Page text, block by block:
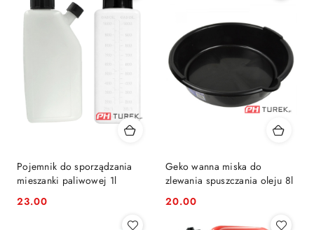
Pojemnik do sporządzania
mieszanki paliwowej 1l
Cena:
23.00
Geko wanna miska do
zlewania spuszczania oleju 8l
Cena:
20.00